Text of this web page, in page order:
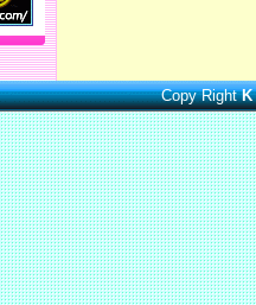
Copy RightK